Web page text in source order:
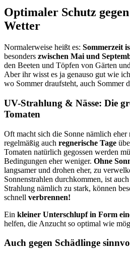
Optimaler Schutz
Wetter
Normalerweise heißt es: Sommerzeit
besonders zwischen Mai und
den Beeten und Töpfen von Gärten
Aber ihr wisst es ja genauso gut wie
wo Sommer draufsteht, auch Sommer
UV-Strahlung & Nässe: Die
Tomaten
Oft macht sich die Sonne nämlich eher
regelmäßig auch regnerische Tage
Tomaten natürlich gegossen werden
Bedingungen eher weniger. Ohne
langsamer und drohen eher, zu
Sonnenstrahlen durchkommen, ist
Strahlung nämlich zu stark, können
schnell verbrennen!
Ein kleiner Unterschlupf in Form
helfen, die Anzucht so optimal wie
Auch gegen Schädlinge